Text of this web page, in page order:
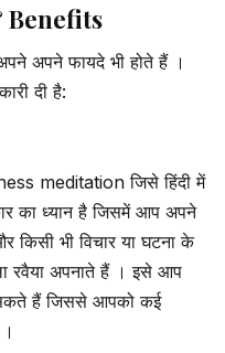
Benefits
अपने फायदे भी होते हैं ।
दी है:
meditation जिसे हिंदी में
का ध्यान है जिसमें आप अपने
किसी भी विचार या घटना के
रवैया अपनाते हैं । इसे आप
हैं जिससे आपको कई